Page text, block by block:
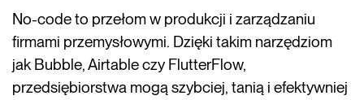
No-code to przełom w produkcji i zarządzaniu
firmami przemysłowymi. Dzięki takim narzędziom
jak Bubble, Airtable czy FlutterFlow,
przedsiębiorstwa mogą szybciej, tanią i efektywniej